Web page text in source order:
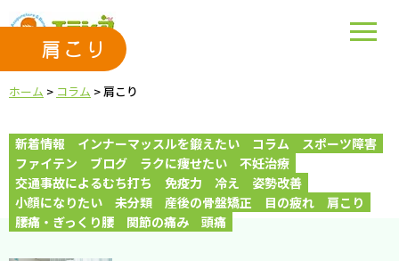
肩こり
ホーム > コラム >肩こり
新着情報 インナーマッスルを鍛えたい コラム
スポーツ障害
ファイテン
ブログ ラクに痩せたい
不妊治療
交通事故によるむち打ち
免疫力 冷え
姿勢改善
小顔になりたい
未分類 産後の骨盤矯正 目の疲れ
肩こり
腰痛・ぎっくり腰
関節の痛み 頭痛